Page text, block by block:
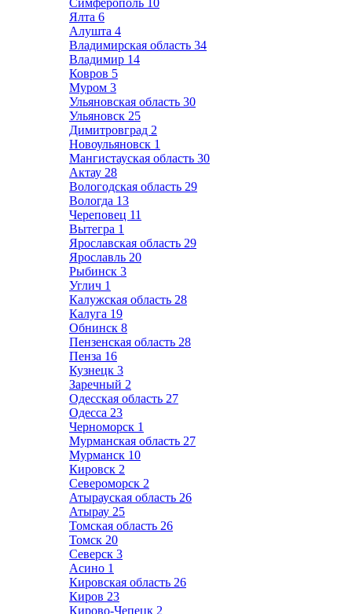
Симферополь 10
Ялта 6
Алушта 4
Владимирская область 34
Владимир 14
Ковров 5
Муром 3
Ульяновская область 30
Ульяновск 25
Димитровград 2
Новоульяновск 1
Мангистауская область 30
Актау 28
Вологодская область 29
Вологда 13
Череповец 11
Вытегра 1
Ярославская область 29
Ярославль 20
Рыбинск 3
Углич 1
Калужская область 28
Калуга 19
Обнинск 8
Пензенская область 28
Пенза 16
Кузнецк 3
Заречный 2
Одесская область 27
Одесса 23
Черноморск 1
Мурманская область 27
Мурманск 10
Кировск 2
Североморск 2
Атырауская область 26
Атырау 25
Томская область 26
Томск 20
Северск 3
Асино 1
Кировская область 26
Киров 23
Кирово-Чепецк 2